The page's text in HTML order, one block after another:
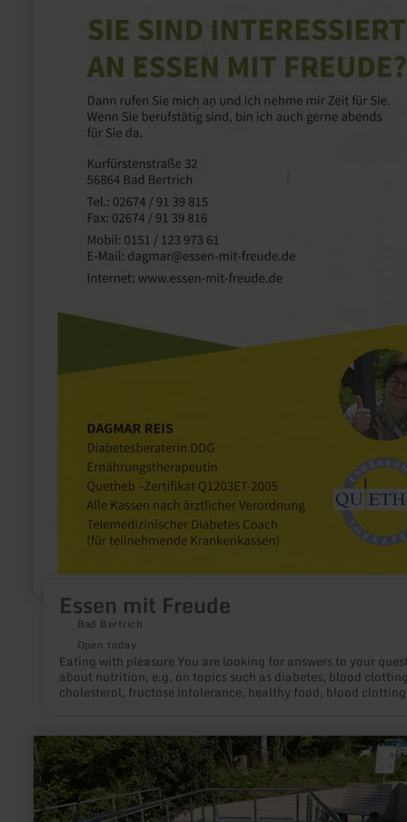
Essen mit Freude
Bad Bertrich
Open today
Eating with pleasure You are looking for answers to your questions
about nutrition, e.g. on topics such as diabetes, blood
cholesterol, fructose intolerance, healthy food, blood
diabetes and nutrition path together with me. Dagmar Rice
Diabetes advisor DDG Nutrition therapist Quetheb-Zertifikat
Q1203ET-2005 All health insurances according to medical
prescription Telemedical Diabetes Coach (for participating health
insurances) Contact: 'Essen mit Freude', Dagmar Reis,
Kurfürstenstr. 32, 56864 Bad Bertrich, Tel. 0049 2674-
learn
more
about:
Achtsamkeitspunkt
2
"Erfrischung